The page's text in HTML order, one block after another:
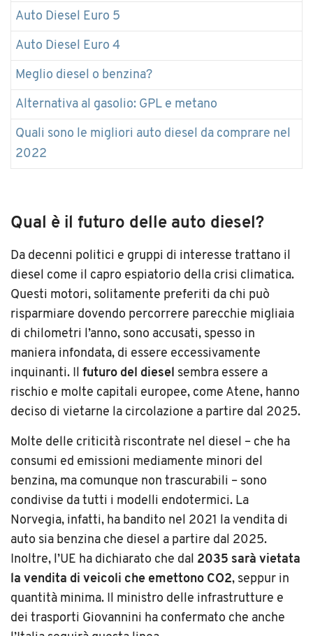
Auto Diesel Euro 5
Auto Diesel Euro 4
Meglio diesel o benzina?
Alternativa al gasolio: GPL e metano
Quali sono le migliori auto diesel da comprare nel
2022
Qual è il futuro delle auto diesel?
Da decenni politici e gruppi di interesse trattano il
diesel come il capro espiatorio della crisi climatica.
Questi motori, solitamente preferiti da chi può
risparmiare dovendo percorrere parecchie migliaia
di chilometri l’anno, sono accusati, spesso in
maniera infondata, di essere eccessivamente
inquinanti. Il futuro del diesel sembra essere a
rischio e molte capitali europee, come Atene, hanno
deciso di vietarne la circolazione a partire dal 2025.
Molte delle criticità riscontrate nel diesel – che ha
consumi ed emissioni mediamente minori del
benzina, ma comunque non trascurabili – sono
condivise da tutti i modelli endotermici. La
Norvegia, infatti, ha bandito nel 2021 la vendita di
auto sia benzina che diesel a partire dal 2025.
Inoltre, l’UE ha dichiarato che dal 2035 sarà vietata
la vendita di veicoli che emettono CO2, seppur in
quantità minima. Il ministro delle infrastrutture e
dei trasporti Giovannini ha confermato che anche